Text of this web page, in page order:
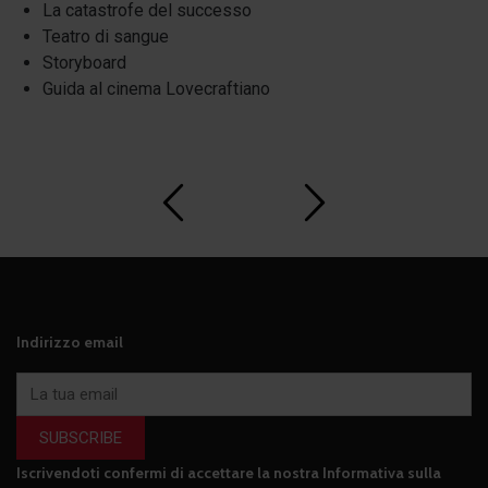
La catastrofe del successo
Teatro di sangue
Storyboard
Guida al cinema Lovecraftiano
Indirizzo email
SUBSCRIBE
Iscrivendoti confermi di accettare la nostra Informativa sulla